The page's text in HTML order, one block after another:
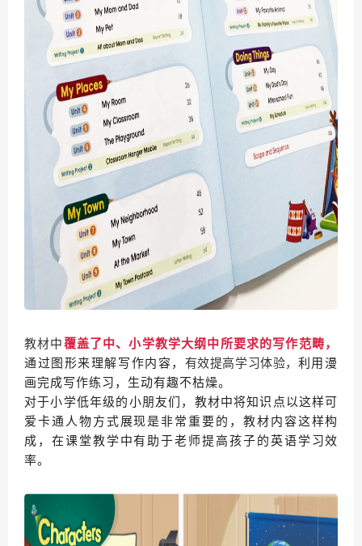
教材中覆盖了中、小学教学大纲中所要求的写作范畴，
通过图形来理解写作内容， 有效提高学习体验， 利用漫
画完成写作练习，生动有趣不枯燥。
对于小学低年级的小朋友们，教材中将知识点以这样可
爱卡通人物方式展现是非常重要的，教材内容这样构
成，在课堂教学中有助于老师提高孩子的英语学习效
率。